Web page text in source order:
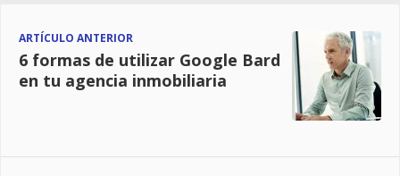
ARTÍCULO ANTERIOR
6 formas de utilizar Google Bard
en tu agencia inmobiliaria